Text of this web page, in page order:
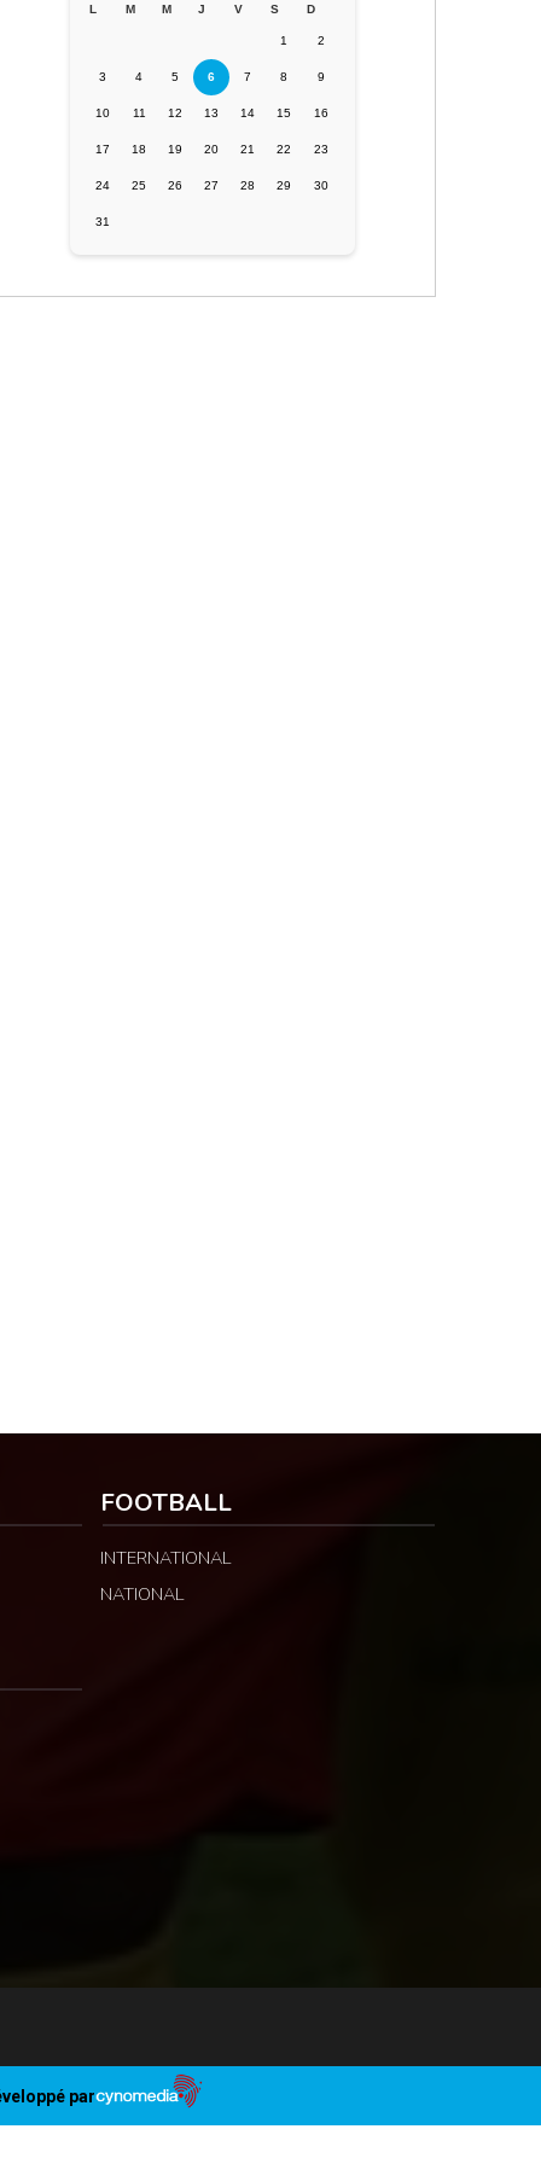
L M M J V S D
1 2
3 4 5 6 7 8 9
10 11 12 13 14 15 16
17 18 19 20 21 22 23
24 25 26 27 28 29 30
31
FOOTBALL
INTERNATIONAL
NATIONAL
par